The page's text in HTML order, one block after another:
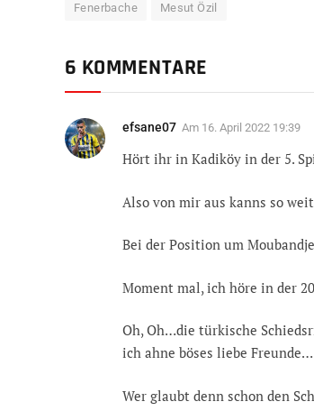
Fenerbache Mesut Özil
6 KOMMENTARE
efsane07 Am 16. April 2022 19:39
Hört ihr in Kadiköy in der 5.
Also von mir aus kanns so
Bei der Position um
Moment mal, ich höre in der
Oh, Oh…die türkische
ich ahne böses liebe
Wer glaubt denn schon den